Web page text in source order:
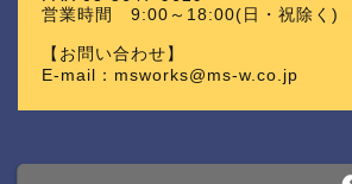
営業時間 9:00～18:00(日・祝除く)
【お問い合わせ】
E-mail：msworks@ms-w.co.jp